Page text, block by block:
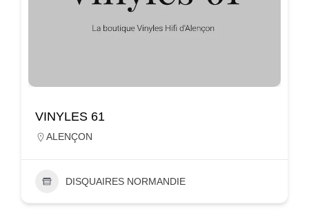
VINYLES 61
ALENÇON
DISQUAIRES NORMANDIE